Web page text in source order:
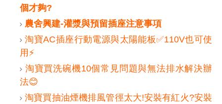
個才夠?
農舍興建-灌漿與預留插座注意事項
淘寶AC插座行動電源與太陽能板✅110V也可使
用⚡️
淘寶買洗碗機10個常見問題與無法排水解決辦
法😊
淘寶買抽油煙機排風管徑太大!安裝有紅火?安裝